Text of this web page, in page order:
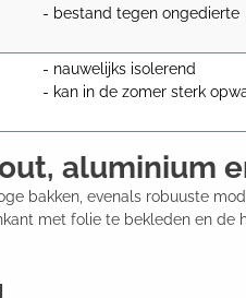
- bestand tegen ongedierte
- nauwelijks isolerend
- kan in de zomer sterk
aluminium
bakken, evenals robuuste
met folie te bekleden en